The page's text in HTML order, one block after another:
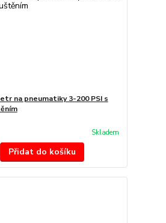
na pneumatiky 3-200 PSI s
Skladem
Přidat do košíku